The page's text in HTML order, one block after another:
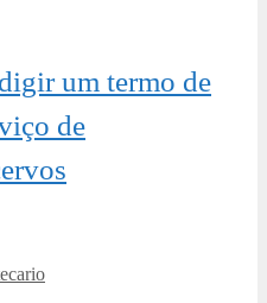
um termo de
de